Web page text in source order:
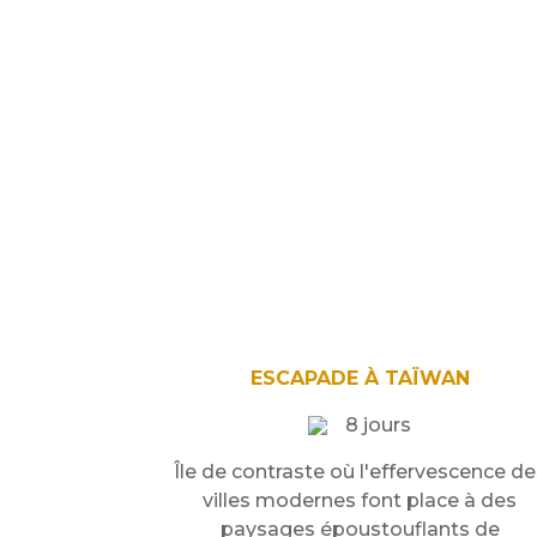
ESCAPADE À TAÏWAN
8 jours
Île de contraste où l'effervescence
villes modernes font place à des
paysages époustouflants de